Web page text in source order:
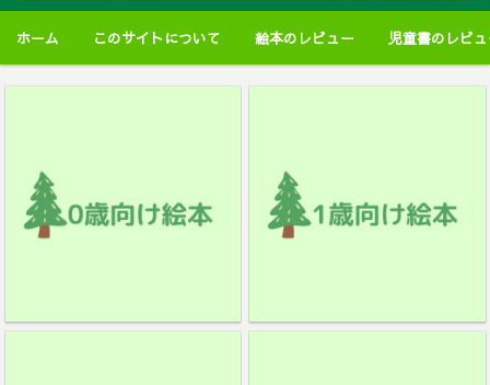
ホーム このサイトについて 絵本のレビュー 児童書のレビ